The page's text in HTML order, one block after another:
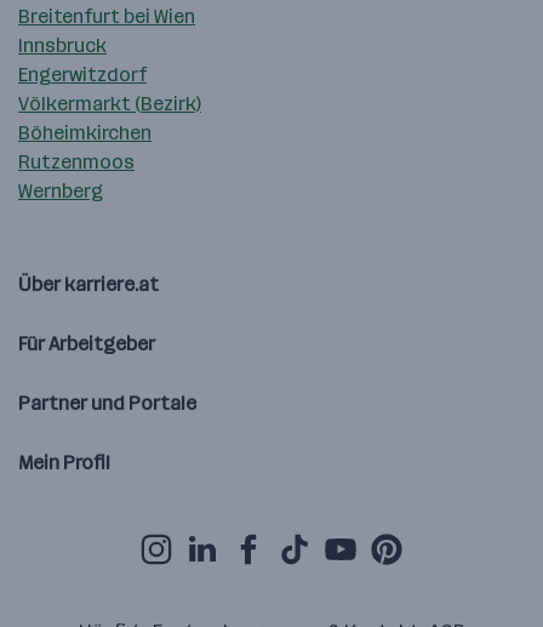
Breitenfurt bei Wien
Innsbruck
Engerwitzdorf
Völkermarkt (Bezirk)
Böheimkirchen
Rutzenmoos
Wernberg
Über karriere.at
Für Arbeitgeber
Partner und Portale
Mein Profil